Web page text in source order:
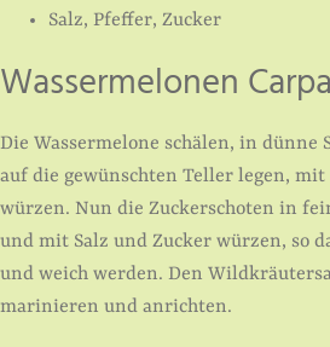
Salz, Pfeffer, Zucker
Wassermelonen
Die Wassermelone schälen, in dünne
auf die gewünschten Teller legen,
würzen. Nun die Zuckerschoten in
und mit Salz und Zucker würzen, so
und weich werden. Den
marinieren und anrichten.